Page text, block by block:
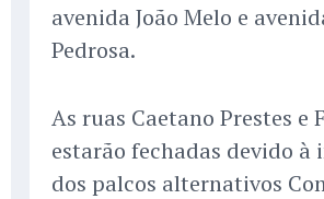
avenida João Melo e
Pedrosa.
As ruas Caetano Prestes e
estarão fechadas devido à
dos palcos alternativos